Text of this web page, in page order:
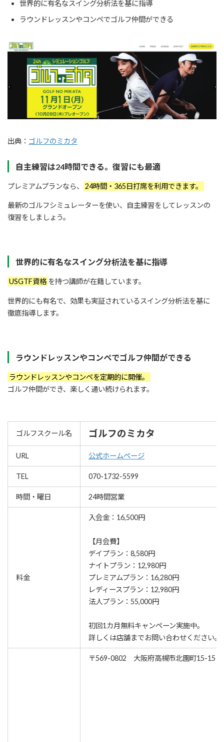
世界的に有名なスイング分析法を基に指導
ラウンドレッスンやコンペでゴルフ仲間ができる
出典： ゴルフのミカタ
自主練習は24時間できる。復習にも最適
プレミアムプランなら、 24時間・365日打席を利用できます。
最新のゴルフシミュレーターを使い、自主練習をしてレッスンの
復習をしましょう。
世界的に有名なスイング分析法を基に指導
USGTF資格 を持つ講師が在籍しています。
世界的にも有名で、効果も実証されているスイング分析法を基に
徹底指導します。
ラウンドレッスンやコンペでゴルフ仲間ができる
ラウンドレッスンやコンペを定期的に開催。
ゴルフ仲間ができ、楽しく通い続けられます。
ゴルフスクール名 ゴルフのミカタ
URL 公式ホームページ
TEL 070-1732-5599
時間・曜日 24時間営業
料金
入会金：16,500円
【月会費】
デイプラン：8,580円
ナイトプラン：12,980円
プレミアムプラン：16,280円
レディースプラン：12,980円
法人プラン：55,000円
初回1カ月無料キャンペーン実施中。
詳しくは店舗までお問い合わせください。
〒569-0802 大阪府高槻市北園町15-15